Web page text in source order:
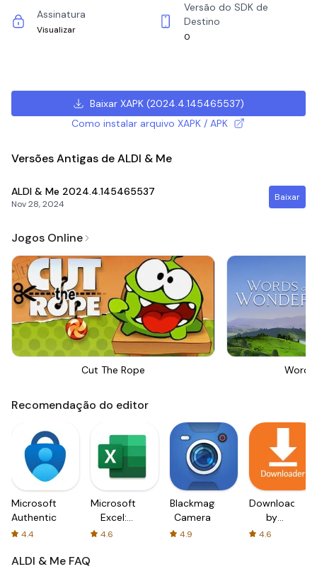
Assinatura
Visualizar
Versão do SDK de
Destino
0
Baixar XAPK(2024.4.145465537)
Como instalar arquivo XAPK / APK
Versões Antigas de ALDI & Me
ALDI & Me 2024.4.145465537
Nov 28, 2024
Baixar
Jogos Online
Cut The Rope
Recomendação do editor
Microsoft
Authenticator
4.4
Microsoft
Excel:
Spreadsheets
4.6
Blackmagic
Camera
4.9
Downloader
by
AFTVnews
4.6
ALDI & Me FAQ